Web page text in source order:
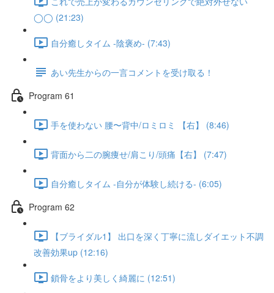
◯◯ (21:23)
自分癒しタイム -陰褒め- (7:43)
あい先生からの一言コメントを受け取る！
Program 61
手を使わない 腰〜背中/ロミロミ 【右】 (8:46)
背面から二の腕痩せ/肩こり/頭痛【右】 (7:47)
自分癒しタイム -自分が体験し続ける- (6:05)
Program 62
【ブライダル1】 出口を深く丁寧に流しダイエット不調
改善効果up (12:16)
鎖骨をより美しく綺麗に (12:51)